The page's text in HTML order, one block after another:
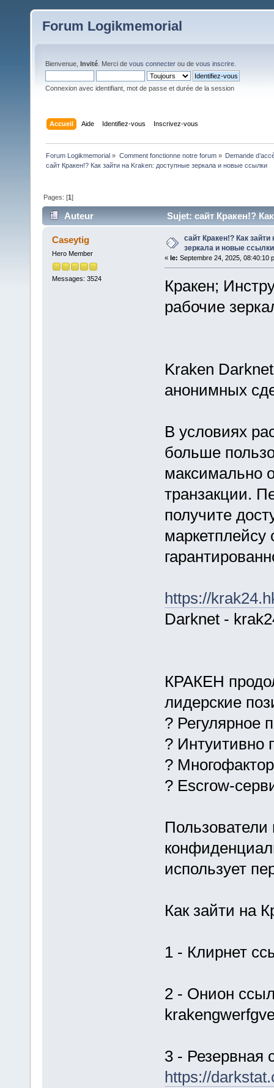
Forum Logikmemorial
Bienvenue, Invité . Merci de vous connecter ou de vous inscrire
Connexion avec identifiant, mot de passe et durée de la session
Accueil Aide Identifiez-vous Inscrivez-vous
Forum Logikmemorial » Comment fonctionne notre forum» Demande
сайт Кракен!? Как зайти на Kraken: доступные зеркала и новые ссылки
Pages: [1]
Auteur
Sujet: сайт Кракен!?
179 fois)
Caseytig
Hero Member
Messages: 3524
сайт Кракен!? Как
зеркала и новые ссылки
« le: Septembre 24, 2025, 08:40:10
Кракен;
рабочие
Kraken
анонимных
В условиях
больше
максимально
транзакции.
получите
https://
Darknet -
КРАКЕН
лидерские
? Регулярное
? Интуитивно
?
? Escrow-
использует
Как зайти на
1 - Клирнет
2 - Онион
3 - Резервная
https://